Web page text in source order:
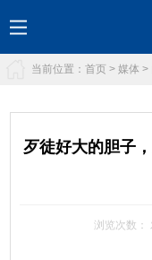
当前位置： 首页 > 媒体 >
歹徒好大的胆子
浏览次数：